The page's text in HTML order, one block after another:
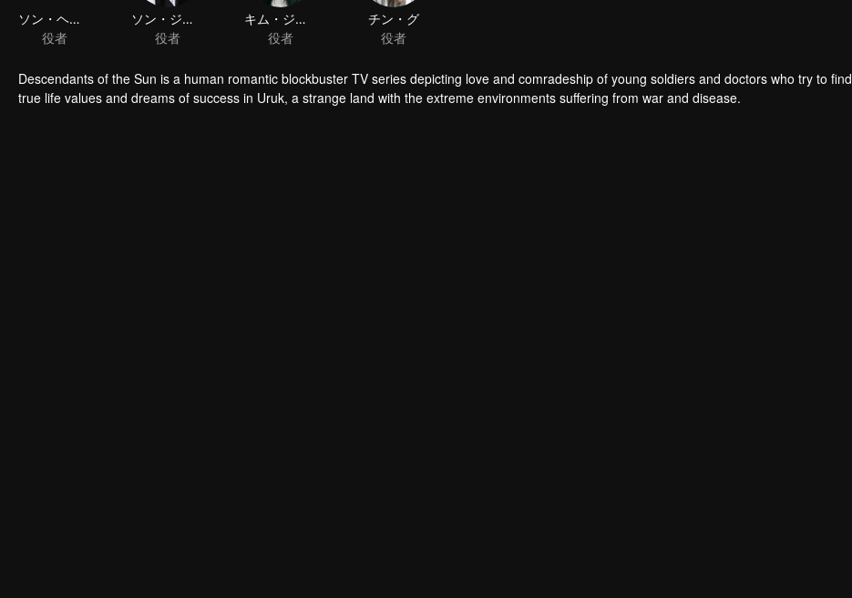
ソン・ヘギョ
役者
ソン・ジュンギ
役者
キム・ジウォン
役者
Descendants of the Sun is a human romantic blockbuster TV series depicting love and comradeship of young soldiers and doctors who try to find
true life values and dreams of success in Uruk, a strange land with the extreme environments suffering from war and disease.